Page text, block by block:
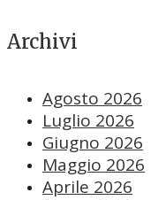
Archivi
Agosto 2026
Luglio 2026
Giugno 2026
Maggio 2026
Aprile 2026